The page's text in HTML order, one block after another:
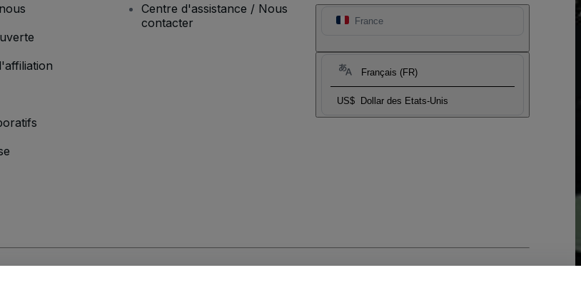
France
Français (FR)
US$ Dollar des Etats-Unis
Centre d'assistance / Nous
contacter